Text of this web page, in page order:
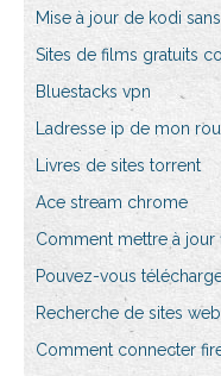
Mise à jour de kodi
Sites de films gratuits
Bluestacks vpn
Ladresse ip de mon
Livres de sites torrent
Ace stream chrome
Comment mettre à jour
Pouvez-vous
Recherche de sites
Comment connecter